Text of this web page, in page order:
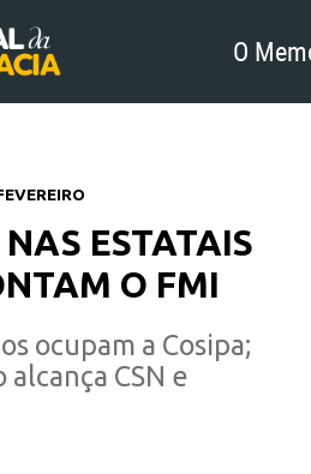
O
NAS ESTATAIS
O FMI
ocupam a Cosipa;
CSN e